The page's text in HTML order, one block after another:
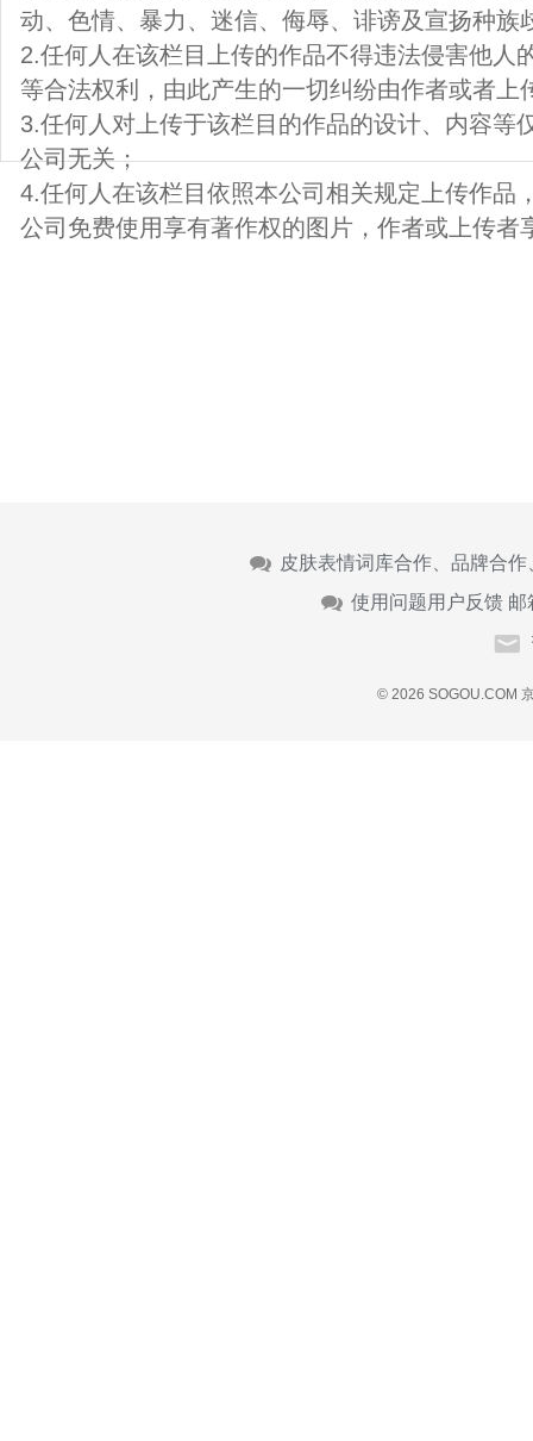
动、色情、暴力、迷信、侮辱、诽谤及宣扬种族
2.任何人在该栏目上传的作品不得违法侵害他人
等合法权利，由此产生的一切纠纷由作者或者上
3.任何人对上传于该栏目的作品的设计、内容等
公司无关；
4.任何人在该栏目依照本公司相关规定上传作品
公司免费使用享有著作权的图片，作者或上传者
皮肤表情词库合作、品牌合
使用问题用户反馈 邮
© 2026 SOGOU.COM